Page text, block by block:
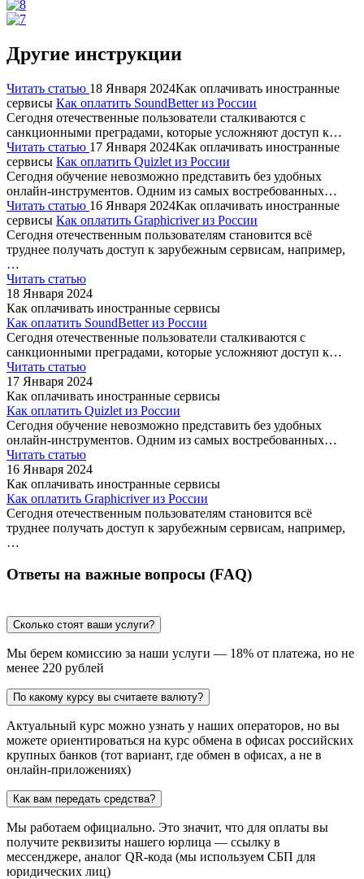
Другие инструкции
Читать статью 18 Января 2024Как оплачивать иностранные
сервисы Как оплатить SoundBetter из России
Сегодня отечественные пользователи сталкиваются с
санкционными преградами, которые усложняют доступ к…
Читать статью 17 Января 2024Как оплачивать иностранные
сервисы Как оплатить Quizlet из России
Сегодня обучение невозможно представить без удобных
онлайн-инструментов. Одним из самых востребованных…
Читать статью 16 Января 2024Как оплачивать иностранные
сервисы Как оплатить Graphicriver из России
Сегодня отечественным пользователям становится всё
труднее получать доступ к зарубежным сервисам, например,
…
Читать статью
18 Января 2024
Как оплачивать иностранные сервисы
Как оплатить SoundBetter из России
Сегодня отечественные пользователи сталкиваются с
санкционными преградами, которые усложняют доступ к…
Читать статью
17 Января 2024
Как оплачивать иностранные сервисы
Как оплатить Quizlet из России
Сегодня обучение невозможно представить без удобных
онлайн-инструментов. Одним из самых востребованных…
Читать статью
16 Января 2024
Как оплачивать иностранные сервисы
Как оплатить Graphicriver из России
Сегодня отечественным пользователям становится всё
труднее получать доступ к зарубежным сервисам, например,
…
Ответы на важные вопросы (FAQ)
Сколько стоят ваши услуги?
Мы берем комиссию за наши услуги — 18% от платежа, но не
менее 220 рублей
По какому курсу вы считаете валюту?
Актуальный курс можно узнать у наших операторов, но вы
можете ориентироваться на курс обмена в офисах российских
крупных банков (тот вариант, где обмен в офисах, а не в
онлайн-приложениях)
Как вам передать средства?
Мы работаем официально. Это значит, что для оплаты вы
получите реквизиты нашего юрлица — ссылку в
мессенджере, аналог QR-кода (мы используем СБП для
юридических лиц)